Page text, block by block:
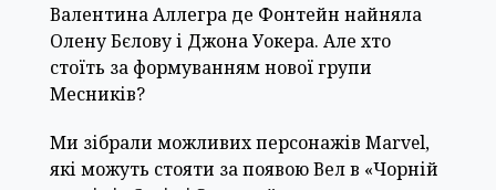
Валентина Аллегра де Фонтейн найняла
Олену Бєлову і Джона Уокера. Але хто
стоїть за формуванням нової групи
Месників?
Ми зібрали можливих персонажів Marvel,
які можуть стояти за появою Вел в «Чорній